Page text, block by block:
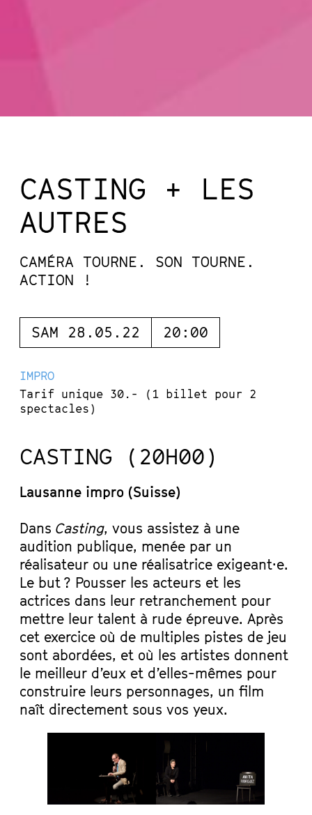
CASTING + LES
AUTRES
CAMÉRA TOURNE. SON TOURNE.
ACTION !
SAM 28.05.22 20:00
IMPRO
Tarif unique 30.- (1 billet pour 2
spectacles)
CASTING (20H00)
Lausanne impro (Suisse)
Dans Casting, vous assistez à une
audition publique, menée par un
réalisateur ou une réalisatrice exigeant·e.
Le but ? Pousser les acteurs et les
actrices dans leur retranchement pour
mettre leur talent à rude épreuve. Après
cet exercice où de multiples pistes de jeu
sont abordées, et où les artistes donnent
le meilleur d’eux et d’elles-mêmes pour
construire leurs personnages, un film
naît directement sous vos yeux.